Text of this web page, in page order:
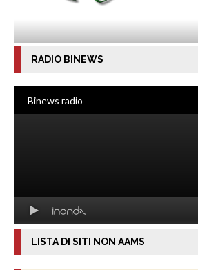
RADIO BINEWS
LISTA DI SITI NON AAMS